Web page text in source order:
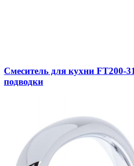
Смеситель для кухни FT200-
подводки